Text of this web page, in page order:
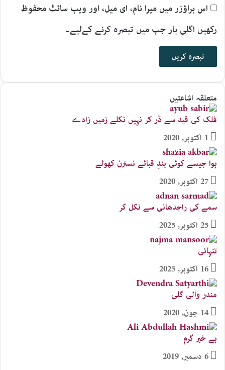
اس براؤزر میں میرا نام، ای میل، اور ویب سائٹ محفوظ
رکھیں اگلی بار جب میں تبصرہ کرنے کےلیے۔
متعلقہ اشاعتیں
فلک کی قید سے ڈر کر نہیں نکلے زمیں زادے
1 اکتوبر, 2020
ہوا جیسے کوئی بندِ قبائے نسترن کھولے
27 اکتوبر, 2020
سمے کی راجدھانی سے نکل کر
25 اکتوبر, 2025
تنہائی
16 اکتوبر, 2025
مندر والی گلی
14 جون, 2020
ہے خبر گرم
6 دسمبر, 2019